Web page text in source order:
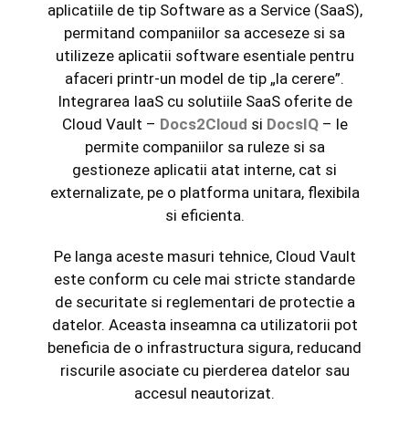
aplicatiile de tip Software as a Service (SaaS),
permitand companiilor sa acceseze si sa
utilizeze aplicatii software esentiale pentru
afaceri printr-un model de tip „la cerere”.
Integrarea IaaS cu solutiile SaaS oferite de
Cloud Vault – Docs2Cloud si DocsIQ – le
permite companiilor sa ruleze si sa
gestioneze aplicatii atat interne, cat si
externalizate, pe o platforma unitara, flexibila
si eficienta.
Pe langa aceste masuri tehnice, Cloud Vault
este conform cu cele mai stricte standarde
de securitate si reglementari de protectie a
datelor. Aceasta inseamna ca utilizatorii pot
beneficia de o infrastructura sigura, reducand
riscurile asociate cu pierderea datelor sau
accesul neautorizat.